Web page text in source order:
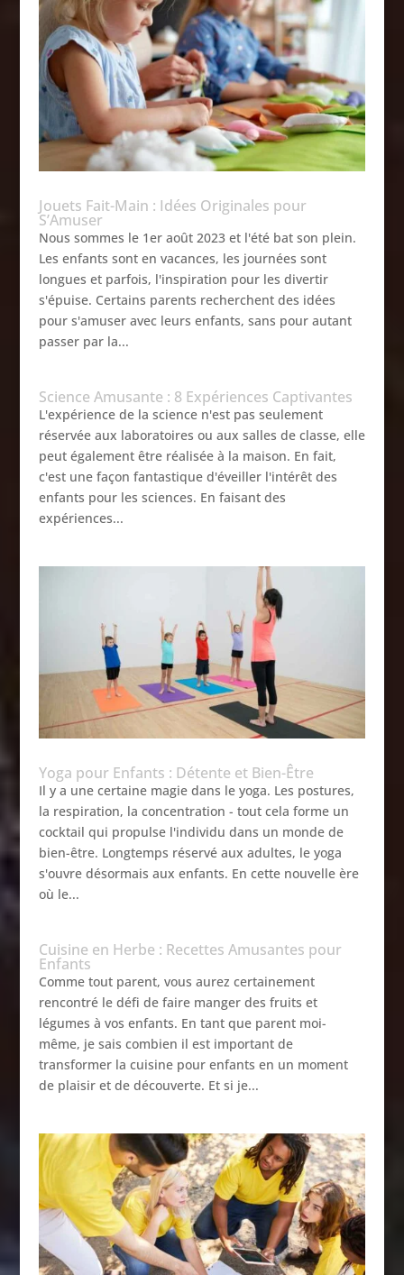
Jouets Fait-Main : Idées Originales pour
S’Amuser
Nous sommes le 1er août 2023 et l'été bat son plein.
Les enfants sont en vacances, les journées sont
longues et parfois, l'inspiration pour les divertir
s'épuise. Certains parents recherchent des idées
pour s'amuser avec leurs enfants, sans pour autant
passer par la...
Science Amusante : 8 Expériences Captivantes
L'expérience de la science n'est pas seulement
réservée aux laboratoires ou aux salles de classe, elle
peut également être réalisée à la maison. En fait,
c'est une façon fantastique d'éveiller l'intérêt des
enfants pour les sciences. En faisant des
expériences...
Yoga pour Enfants : Détente et Bien-Être
Il y a une certaine magie dans le yoga. Les postures,
la respiration, la concentration - tout cela forme un
cocktail qui propulse l'individu dans un monde de
bien-être. Longtemps réservé aux adultes, le yoga
s'ouvre désormais aux enfants. En cette nouvelle ère
où le...
Cuisine en Herbe : Recettes Amusantes pour
Enfants
Comme tout parent, vous aurez certainement
rencontré le défi de faire manger des fruits et
légumes à vos enfants. En tant que parent moi-
même, je sais combien il est important de
transformer la cuisine pour enfants en un moment
de plaisir et de découverte. Et si je...